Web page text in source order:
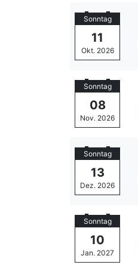
Sonntag
11
Okt. 2026
Sonntag
08
Nov. 2026
Sonntag
13
Dez. 2026
Sonntag
10
Jan. 2027